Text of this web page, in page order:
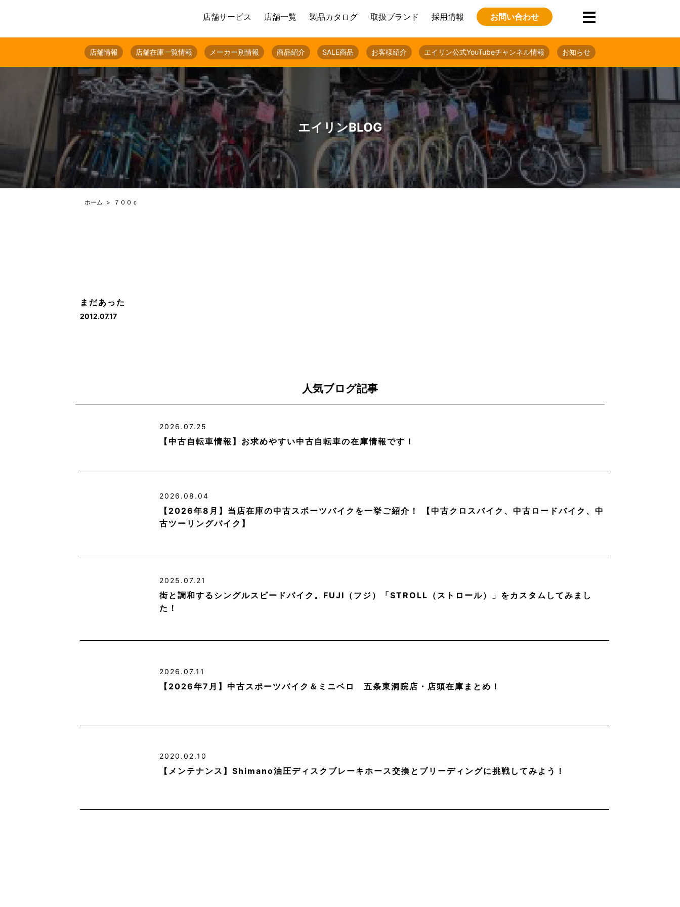
店舗サービス 店舗一覧 製品カタログ 取扱ブランド 採用情報 お問い合わせ
店舗情報 店舗在庫一覧情報 メーカー別情報 商品紹介 SALE商品 お客様紹介 エイリン公式YouTubeチャンネル情報 お知らせ
エイリンBLOG
ホーム ７００ｃ
まだあった
2012.07.17
人気ブログ記事
2026.07.25
【中古自転車情報】お求めやすい中古自転車の在庫情報です！
2026.08.04
【2026年8月】当店在庫の中古スポーツバイクを一挙ご紹介！ 【中古クロスバイク、中古ロードバイク、中
古ツーリングバイク】
2025.07.21
街と調和するシングルスピードバイク。FUJI（フジ）「STROLL（ストロール）」をカスタムしてみまし
た！
2026.07.11
【2026年7月】中古スポーツバイク＆ミニベロ 五条東洞院店・店頭在庫まとめ！
2020.02.10
【メンテナンス】Shimano油圧ディスクブレーキホース交換とブリーディングに挑戦してみよう！